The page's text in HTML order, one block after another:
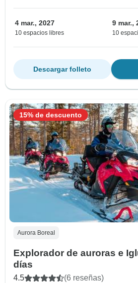
4 mar., 2027
10 espacios libres
9 mar.,
10
Descargar folleto
Aurora Boreal
Explorador de auroras e
días
4.5 (6 reseñas)
15% de descuento